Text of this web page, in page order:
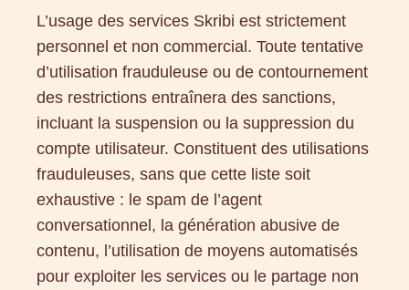
L’usage des services Skribi est strictement
personnel et non commercial. Toute tentative
d’utilisation frauduleuse ou de contournement
des restrictions entraînera des sanctions,
incluant la suspension ou la suppression du
compte utilisateur. Constituent des utilisations
frauduleuses, sans que cette liste soit
exhaustive : le spam de l’agent
conversationnel, la génération abusive de
contenu, l’utilisation de moyens automatisés
pour exploiter les services ou le partage non